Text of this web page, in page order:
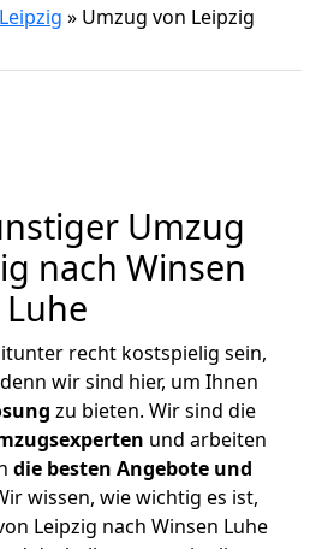
» Umzug von Leipzig
Umzug
nach Winsen
Luhe
recht kostspielig sein,
wir sind hier, um Ihnen
zu bieten. Wir sind die
und arbeiten
die besten Angebote und
wissen, wie wichtig es ist,
Leipzig nach Winsen Luhe